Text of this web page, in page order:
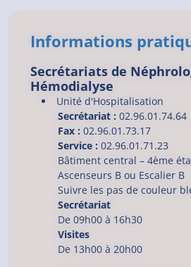
Informations
Secrétariats de
Hémodialyse
Unité d'Hospitalisation
Secrétariat : 02.96.01.74.64
Fax : 02.96.01.73.17
Service : 02.96.01.71.23
Bâtiment central – 4ème
Ascenseurs B ou Escalier B
Suivre les pas de couleur
Secrétariat
De 09h00 à 16h30
Visites
De 13h00 à 20h00